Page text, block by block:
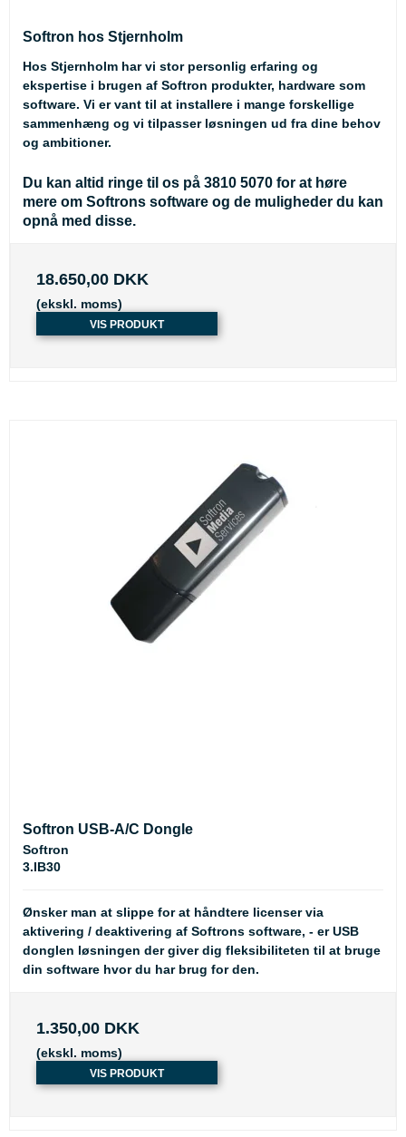
Softron hos Stjernholm
Hos Stjernholm har vi stor personlig erfaring og
ekspertise i brugen af Softron produkter, hardware som
software. Vi er vant til at installere i mange forskellige
sammenhæng og vi tilpasser løsningen ud fra dine behov
og ambitioner.
Du kan altid ringe til os på 3810 5070 for at høre
mere om Softrons software og de muligheder du kan
opnå med disse.
18.650,00 DKK
(ekskl. moms)
VIS PRODUKT
Softron USB-A/C Dongle
Softron
3.IB30
Ønsker man at slippe for at håndtere licenser via
aktivering / deaktivering af Softrons software, - er USB
donglen løsningen der giver dig fleksibiliteten til at bruge
din software hvor du har brug for den.
1.350,00 DKK
(ekskl. moms)
VIS PRODUKT